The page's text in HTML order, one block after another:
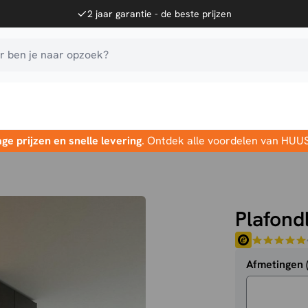
2 jaar garantie - de beste prijzen
ben je naar opzoek?
prijzen en snelle levering. Ontdek alle voordelen van
Afmetingen